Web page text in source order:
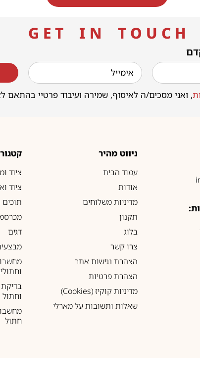
G E T I N T O U C H
, ואני מסכים/ה לאיסוף, שמירה ועיבוד פרטיי בהתאם
ניווט מהיר
עמוד הבית
אודות
מדיניות משלוחים
תקנון
בלוג
צרו קשר
הצהרת נגישות אתר
הצהרת פרטיות
מדיניות קוקיז (Cookies)
שאלות ותשובות על מארלי
ציוד
ציוד
תוכים
דגים
וחתול
חתול